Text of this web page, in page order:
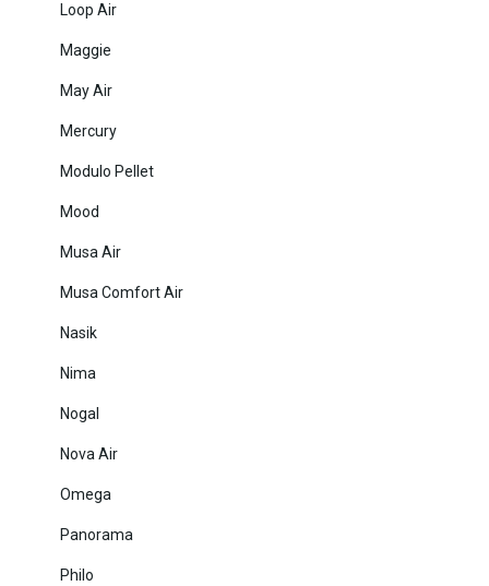
Loop Air
Maggie
May Air
Mercury
Modulo Pellet
Mood
Musa Air
Musa Comfort Air
Nasik
Nima
Nogal
Nova Air
Omega
Panorama
Philo